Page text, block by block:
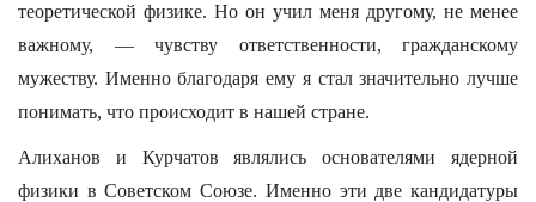
теоретической физике. Но он учил меня другому, не менее
важному, — чувству ответственности, гражданскому
мужеству. Именно благодаря ему я стал значительно лучше
понимать, что происходит в нашей стране.
Алиханов и Курчатов являлись основателями ядерной
физики в Советском Союзе. Именно эти две кандидатуры